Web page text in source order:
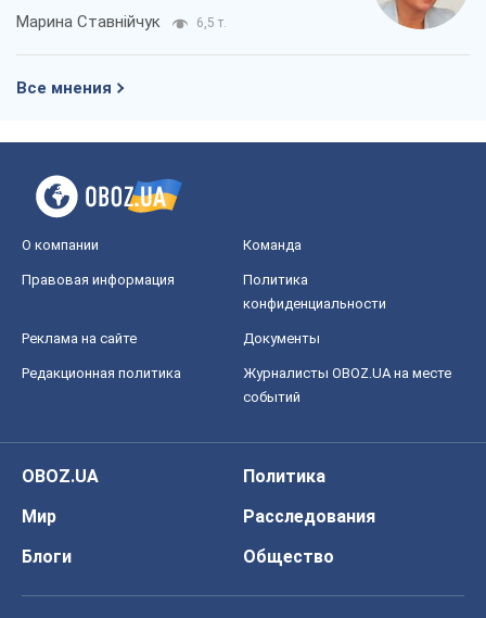
Марина Ставнійчук 6,5 т.
Все мнения
О компании Команда
Правовая информация
Политика
конфиденциальности
Реклама на сайте Документы
Редакционная политика
Журналисты OBOZ.UA на месте
событий
OBOZ.UA
Политика
Мир
Расследования
Блоги
Общество